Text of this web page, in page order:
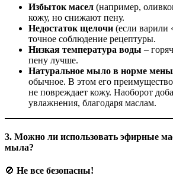
Избыток масел (например,
кожу, но снижают пену.
Недостаток щелочи (если варили
точное соблюдение рецептуры.
Низкая температура воды –
пену лучше.
Натуральное мыло в норме
обычное. В этом его
не повреждает кожу. Наоборот
увлажнения, благодаря маслам.
3. Можно ли использовать эфирные
мыла?
🚫 Не все безопасны!